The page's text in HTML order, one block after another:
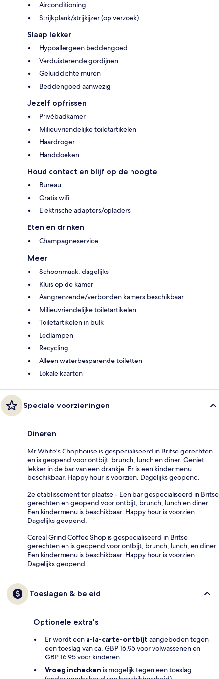
Airconditioning
Strijkplank/strijkijzer (op verzoek)
Slaap lekker
Hypoallergeen beddengoed
Verduisterende gordijnen
Geluiddichte muren
Beddengoed aanwezig
Jezelf opfrissen
Privébadkamer
Milieuvriendelijke toiletartikelen
Haardroger
Handdoeken
Houd contact en blijf op de hoogte
Bureau
Gratis wifi
Elektrische adapters/opladers
Eten en drinken
Champagneservice
Meer
Schoonmaak: dagelijks
Kluis op de kamer
Aangrenzende/verbonden kamers beschikbaar
Milieuvriendelijke toiletartikelen
Toiletartikelen in bulk
Ledlampen
Recycling
Alleen waterbesparende toiletten
Lokale kaarten
Speciale voorzieningen
Dineren
Mr White's Chophouse is gespecialiseerd in Britse gerechten
en is geopend voor ontbijt, brunch, lunch en diner. Geniet
lekker in de bar van een drankje. Er is een kindermenu
beschikbaar. Happy hour is voorzien. Dagelijks geopend.
2e etablissement ter plaatse - Een bar gespecialiseerd in Britse
gerechten en geopend voor ontbijt, brunch, lunch en diner.
Een kindermenu is beschikbaar. Happy hour is voorzien.
Dagelijks geopend.
Cereal Grind Coffee Shop is gespecialiseerd in Britse
gerechten en is geopend voor ontbijt, brunch, lunch, en diner.
Een kindermenu is beschikbaar. Happy hour is voorzien.
Dagelijks geopend.
Toeslagen & beleid
Optionele extra's
Er wordt een à-la-carte-ontbijt aangeboden tegen
een toeslag van ca. GBP 16.95 voor volwassenen en
GBP 16.95 voor kinderen
Vroeg inchecken is mogelijk tegen een toeslag